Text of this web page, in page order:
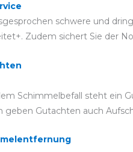
schwere und
Zudem sichert Sie der
Schimmelbefall steht ein
geben Gutachten auch